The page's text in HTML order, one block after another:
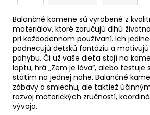
Balančné kamene sú vyrobené z
materiálov, ktoré zaručujú dlhú
pri každodennom používaní. Ich
podnecujú detskú fantáziu a
pohybu. Či už vaše dieťa stojí na
loptu, hrá „Zem je láva“, alebo testuje
státím na jednej nohe. Balančné
zábavy a smiechu, ale taktiež
rozvoj motorických zručností,
vývoja.